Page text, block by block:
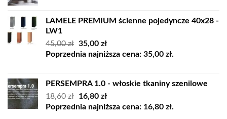
LAMELE PREMIUM ścienne pojedyncze 40x28 -
LW1
45,00zł Pierwotna
cena
35,00 złAktualna
cena
Poprzednia najniższa cena: 35,00 zł.
PERSEMPRA 1.0 - włoskie tkaniny szenilowe
18,60zł
Pierwotna
cena
16,80 złAktualna
cena
Poprzednia najniższa cena: 16,80 zł.